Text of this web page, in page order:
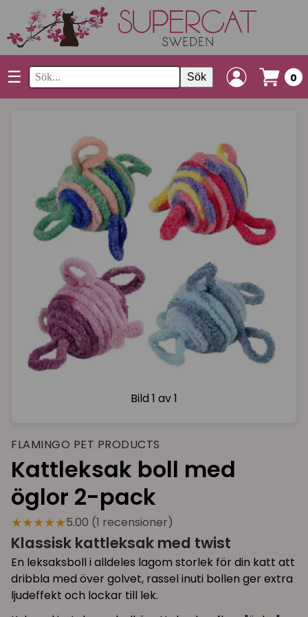
☰ Sök 0
Bild 1 av 1
FLAMINGO PET PRODUCTS
Kattleksak boll med
öglor 2-pack
★★★★★5.00 (1 recensioner)
Klassisk kattleksak med twist
En leksaksboll i alldeles lagom storlek för din katt att
dribbla med över golvet, rassel inuti bollen ger extra
ljudeffekt och lockar till lek.